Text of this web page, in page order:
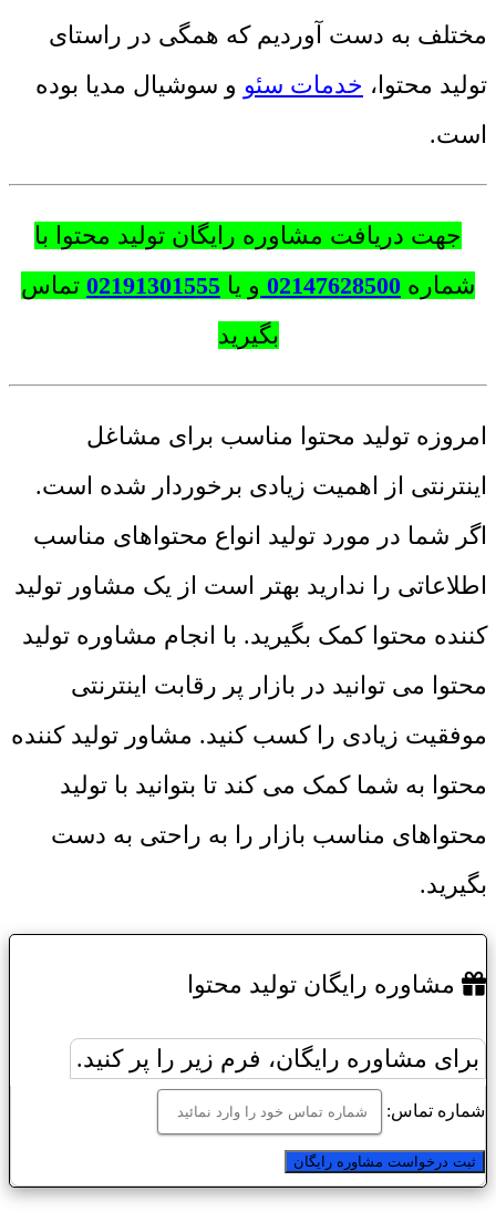
مختلف به دست آوردیم که همگی در راستای
تولید محتوا، خدمات سئو و سوشیال مدیا بوده
است.
جهت دریافت مشاوره رایگان تولید محتوا با
شماره 02147628500 و یا 02191301555 تماس
بگیرید
امروزه تولید محتوا مناسب برای مشاغل
اینترنتی از اهمیت زیادی برخوردار شده است.
اگر شما در مورد تولید انواع محتواهای مناسب
اطلاعاتی را ندارید بهتر است از یک مشاور تولید
کننده محتوا کمک بگیرید. با انجام مشاوره تولید
محتوا می توانید در بازار پر رقابت اینترنتی
موفقیت زیادی را کسب کنید. مشاور تولید کننده
محتوا به شما کمک می کند تا بتوانید با تولید
محتواهای مناسب بازار را به راحتی به دست
بگیرید.
مشاوره رایگان تولید محتوا
برای مشاوره رایگان، فرم زیر را پر کنید.
شماره تماس: